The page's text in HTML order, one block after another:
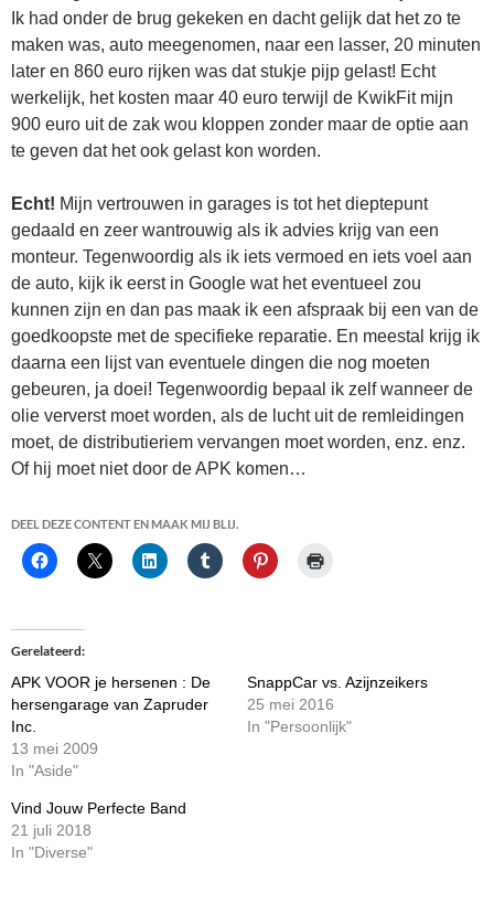
Ik had onder de brug gekeken en dacht gelijk dat het zo te
maken was, auto meegenomen, naar een lasser, 20 minuten
later en 860 euro rijken was dat stukje pijp gelast! Echt
werkelijk, het kosten maar 40 euro terwijl de KwikFit mijn
900 euro uit de zak wou kloppen zonder maar de optie aan
te geven dat het ook gelast kon worden.
Echt! Mijn vertrouwen in garages is tot het dieptepunt
gedaald en zeer wantrouwig als ik advies krijg van een
monteur. Tegenwoordig als ik iets vermoed en iets voel aan
de auto, kijk ik eerst in Google wat het eventueel zou
kunnen zijn en dan pas maak ik een afspraak bij een van de
goedkoopste met de specifieke reparatie. En meestal krijg ik
daarna een lijst van eventuele dingen die nog moeten
gebeuren, ja doei! Tegenwoordig bepaal ik zelf wanneer de
olie ververst moet worden, als de lucht uit de remleidingen
moet, de distributieriem vervangen moet worden, enz. enz.
Of hij moet niet door de APK komen…
DEEL DEZE CONTENT EN MAAK MIJ BLIJ.
Gerelateerd
APK VOOR je hersenen : De
hersengarage van Zapruder
Inc.
13 mei 2009
In "Aside"
SnappCar vs. Azijnzeikers
25 mei 2016
In "Persoonlijk"
Vind Jouw Perfecte Band
21 juli 2018
In "Diverse"